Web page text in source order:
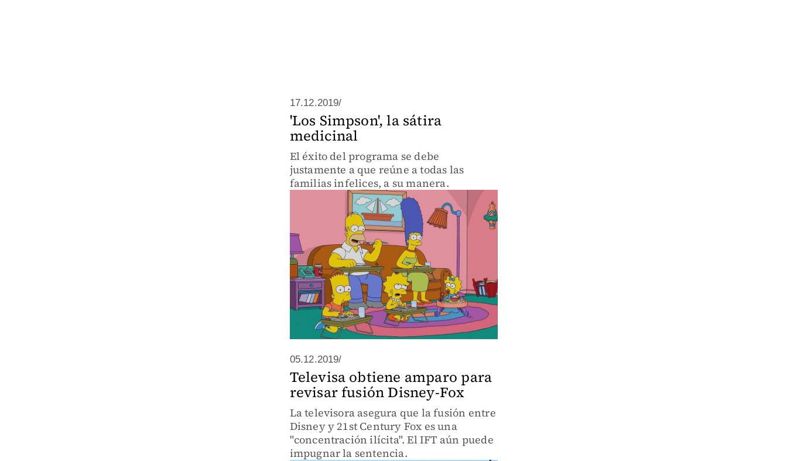
17.12.2019/
'Los Simpson', la sátira
medicinal
El éxito del programa se debe
justamente a que reúne a todas las
familias infelices, a su manera.
05.12.2019/
Televisa obtiene amparo para
revisar fusión Disney-Fox
La televisora asegura que la fusión entre
Disney y 21st Century Fox es una
"concentración ilícita". El IFT aún puede
impugnar la sentencia.